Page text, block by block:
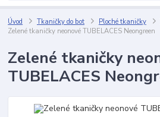
Úvod Tkaničky do bot Ploché tkaničky
Zelené tkaničky neonové TUBELACES Neongreen
Zelené tkaničky
TUBELACES